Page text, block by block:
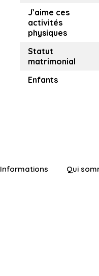
J’aime ces
activités
physiques
Statut
matrimonial
Enfants
Informations Qui